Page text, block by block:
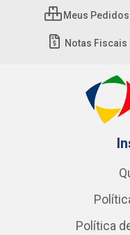
Meus Pedidos
Notas Fiscais
Política